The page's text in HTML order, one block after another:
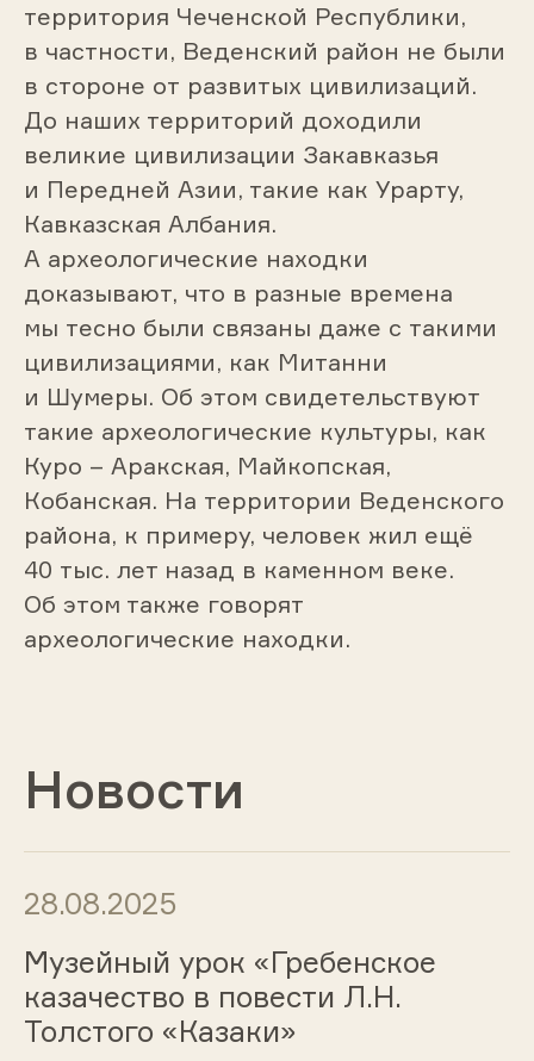
территория Чеченской Республики,
в частности, Веденский район не были
в стороне от развитых цивилизаций.
До наших территорий доходили
великие цивилизации Закавказья
и Передней Азии, такие как Урарту,
Кавказская Албания.
А археологические находки
доказывают, что в разные времена
мы тесно были связаны даже с такими
цивилизациями, как Митанни
и Шумеры. Об этом свидетельствуют
такие археологические культуры, как
Куро – Аракская, Майкопская,
Кобанская. На территории Веденского
района, к примеру, человек жил ещё
40 тыс. лет назад в каменном веке.
Об этом также говорят
археологические находки.
Новости
28.08.2025
Музейный урок «Гребенское
казачество в повести Л.Н.
Толстого «Казаки»